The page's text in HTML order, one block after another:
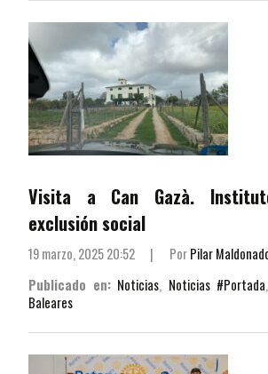
Visita a Can Gazà.
exclusión social
19 marzo, 2025 20:52 | PorPilar
Publicado en: Noticias, Noticias #Portada,
Baleares